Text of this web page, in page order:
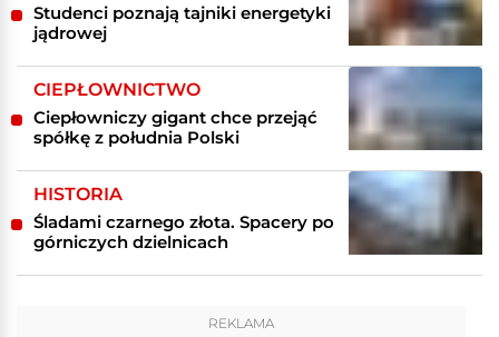
Studenci poznają tajniki energetyki
jądrowej
CIEPŁOWNICTWO
Ciepłowniczy gigant chce przejąć
spółkę z południa Polski
HISTORIA
Śladami czarnego złota. Spacery po
górniczych dzielnicach
REKLAMA